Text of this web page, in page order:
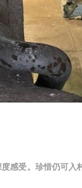
受。珍惜仍可入